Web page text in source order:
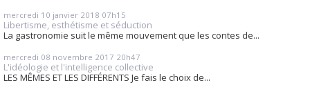
mercredi 10 janvier 2018 07h15
Libertisme, esthétisme et séduction
La gastronomie suit le même mouvement que les contes de...
mercredi 08 novembre 2017 20h47
L'idéologie et l'intelligence collective
LES MÊMES ET LES DIFFÉRENTS Je fais le choix de...